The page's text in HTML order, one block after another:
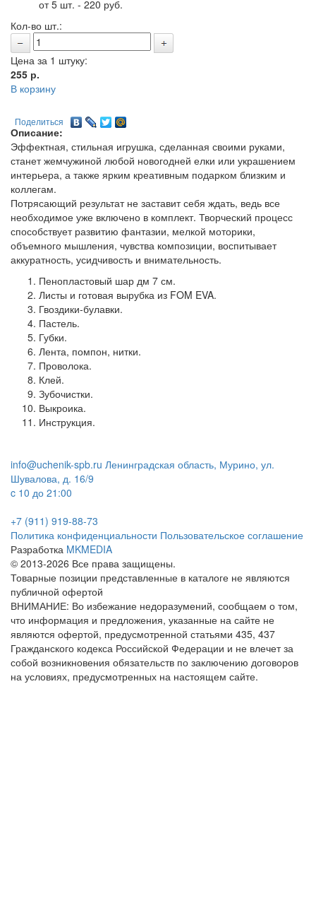
от 5 шт. - 220 руб.
Кол-во шт.:
Цена за 1 штуку:
255 р.
В корзину
Поделиться
Описание:
Эффектная, стильная игрушка, сделанная своими руками,
станет жемчужиной любой новогодней елки или украшением
интерьера, а также ярким креативным подарком близким и
коллегам.
Потрясающий результат не заставит себя ждать, ведь все
необходимое уже включено в комплект. Творческий процесс
способствует развитию фантазии, мелкой моторики,
объемного мышления, чувства композиции, воспитывает
аккуратность, усидчивость и внимательность.
Пенопластовый шар дм 7 см.
Листы и готовая вырубка из FOM EVA.
Гвоздики-булавки.
Пастель.
Губки.
Лента, помпон, нитки.
Проволока.
Клей.
Зубочистки.
Выкроика.
Инструкция.
info@uchenik-spb.ru Ленинградская область, Мурино, ул.
Шувалова, д. 16/9
c 10 до 21:00
+7 (911) 919-88-73
Политика конфиденциальности Пользовательское соглашение
Разработка MKMEDIA
© 2013-2026 Все права защищены.
Товарные позиции представленные в каталоге не являются
публичной офертой
ВНИМАНИЕ: Во избежание недоразумений, сообщаем о том,
что информация и предложения, указанные на сайте не
являются офертой, предусмотренной статьями 435, 437
Гражданского кодекса Российской Федерации и не влечет за
собой возникновения обязательств по заключению договоров
на условиях, предусмотренных на настоящем сайте.